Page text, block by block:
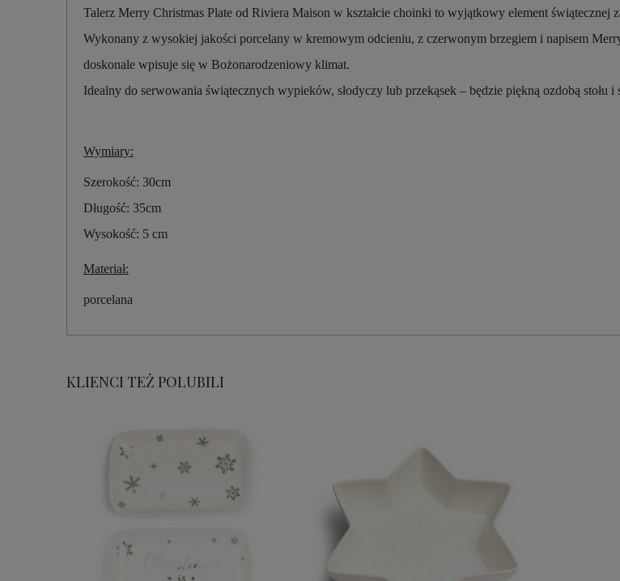
Talerz Merry Christmas Plate od Riviera Maison w kształcie choinki to wyjątkowy element świątecznej
Wykonany z wysokiej jakości porcelany w kremowym odcieniu, z czerwonym brzegiem i napisem
doskonale wpisuje się w Bożonarodzeniowy klimat.
Idealny do serwowania świątecznych wypieków, słodyczy lub przekąsek – będzie piękną ozdobą stołu i
Wymiary:
Szerokość: 30cm
Długość: 35cm
Wysokość: 5 cm
Materiał:
porcelana
KLIENCI TEŻ POLUBILI